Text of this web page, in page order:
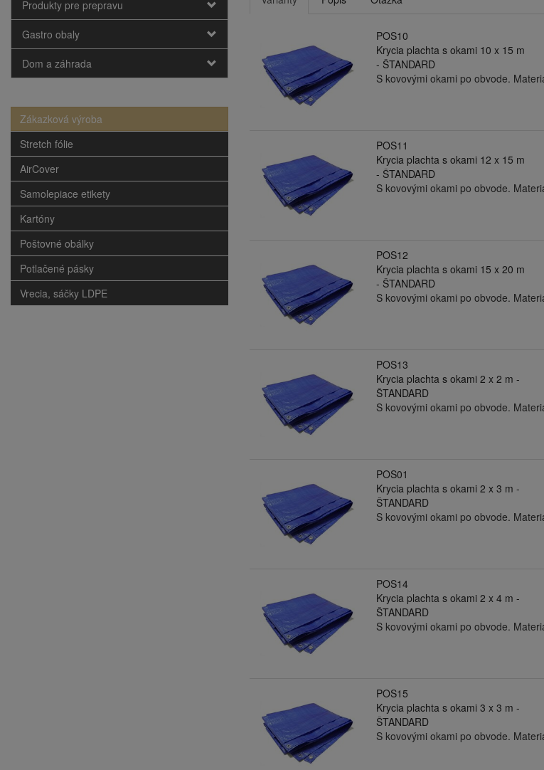
Produkty pre prepravu
Gastro obaly
Dom a záhrada
Zákazková výroba
Stretch fólie
AirCover
Samolepiace etikety
Kartóny
Poštovné obálky
Potlačené pásky
Vrecia, sáčky LDPE
POS10
Krycia plachta s okami 10 x 15 m
- ŠTANDARD
S kovovými okami po obvode.
POS11
Krycia plachta s okami 12 x 15 m
- ŠTANDARD
S kovovými okami po obvode.
POS12
Krycia plachta s okami 15 x 20 m
- ŠTANDARD
S kovovými okami po obvode.
POS13
Krycia plachta s okami 2 x 2 m -
ŠTANDARD
S kovovými okami po obvode.
POS01
Krycia plachta s okami 2 x 3 m -
ŠTANDARD
S kovovými okami po obvode.
POS14
Krycia plachta s okami 2 x 4 m -
ŠTANDARD
S kovovými okami po obvode.
POS15
Krycia plachta s okami 3 x 3 m -
ŠTANDARD
S kovovými okami po obvode.